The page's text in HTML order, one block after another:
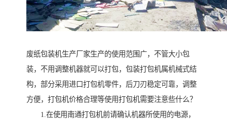
废纸包装机生产厂家生产的使用范围广，不管大小包
装，不用调整机器就可以打包，包装打包机属机械式结
构，部分采用进口打包机零件，后刀刃稳定可靠，调整
方便，打包机价格合理等使用打包机需要注意些什么？
1.在使用南通打包机前请确认机器所使用的电源，